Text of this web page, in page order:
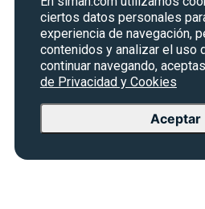
ciertos datos personales
experiencia de navegación,
contenidos y analizar el uso
continuar navegando,
de Privacidad y Cookies
Aceptar